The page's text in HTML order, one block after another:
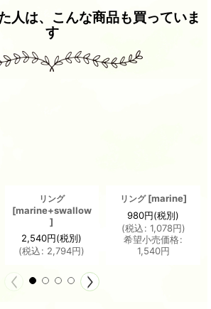
人は、こんな商品も買っていま
す
リング
[marine+swallow
]
2,540円(税別)
(税込: 2,794円)
リング [marine]
980円(税別)
(税込: 1,078円)
希望小売価格:
1,540円